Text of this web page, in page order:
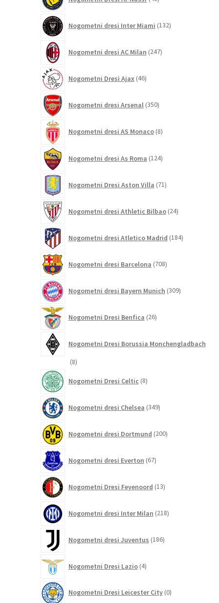
izdelkov
Nogometni dresi Inter Miami 132izdelkov
Nogometni dresi AC Milan 247izdelkov
Nogometni Dresi Ajax 46izdelkov
Nogometni dresi Arsenal 350izdelkov
Nogometni dresi AS Monaco 8izdelkov
Nogometni dresi As Roma 124izdelkov
Nogometni Dresi Aston Villa 71izdelkov
Nogometni dresi Athletic Bilbao 24izdelkov
Nogometni dresi Atletico Madrid 184izdelkov
Nogometni dresi Barcelona 708izdelkov
Nogometni dresi Bayern Munich 309izdelkov
Nogometni Dresi Benfica 26izdelkov
Nogometni Dresi Borussia Monchengladbach
88
Nogometni Dresi Celtic 8izdelkov
Nogometni dresi Chelsea 349izdelkov
Nogometni dresi Dortmund 200izdelkov
Nogometni dresi Everton 67izdelkov
Nogometni Dresi Feyenoord 13izdelkov
Nogometni dresi Inter Milan 218izdelkov
Nogometni dresi Juventus 186izdelkov
Nogometni Dresi Lazio 4izdelki
Nogometni Dresi Leicester City 0izdelkov